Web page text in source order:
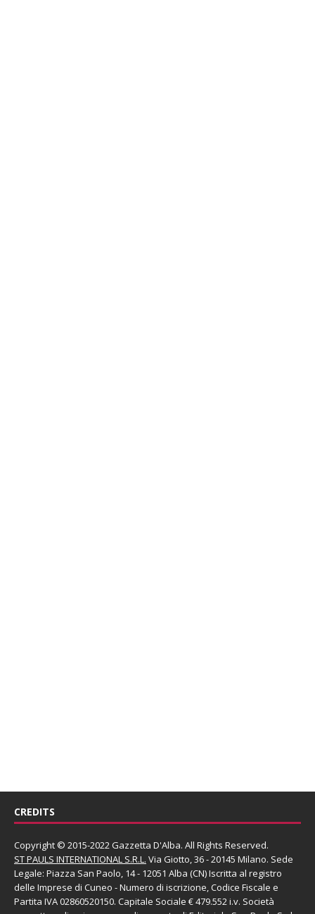
CREDITS
Copyright © 2015-2022 Gazzetta D'Alba. All Rights Reserved.
ST PAULS INTERNATIONAL S.R.L. Via Giotto, 36 - 20145 Milano. Sede
Legale: Piazza San Paolo, 14 - 12051 Alba (CN) Iscritta al registro
delle Imprese di Cuneo - Numero di iscrizione, Codice Fiscale e
Partita IVA 02860520150. Capitale Sociale € 479.552 i.v. Società